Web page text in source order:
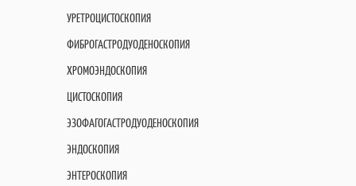
УРЕТРОЦИСТОСКОПИЯ
ФИБРОГАСТРОДУОДЕНОСКОПИЯ
ХРОМОЭНДОСКОПИЯ
ЦИСТОСКОПИЯ
ЭЗОФАГОГАСТРОДУОДЕНОСКОПИЯ
ЭНДОСКОПИЯ
ЭНТЕРОСКОПИЯ